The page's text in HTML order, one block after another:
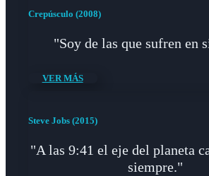
Crepúsculo (2008)
"Soy de las que sufren en
VER MÁS
Steve Jobs (2015)
"A las 9:41 el eje del planeta
siempre."